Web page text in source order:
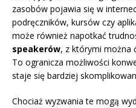
zasobów pojawia się w
podręczników, kursów czy
może również napotkać
speakerów, z którymi można
To ogranicza możliwości
staje się bardziej
Chociaż wyzwania te mogą